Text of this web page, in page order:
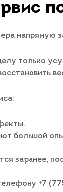
напрямую
только
большой
заранее,
+7